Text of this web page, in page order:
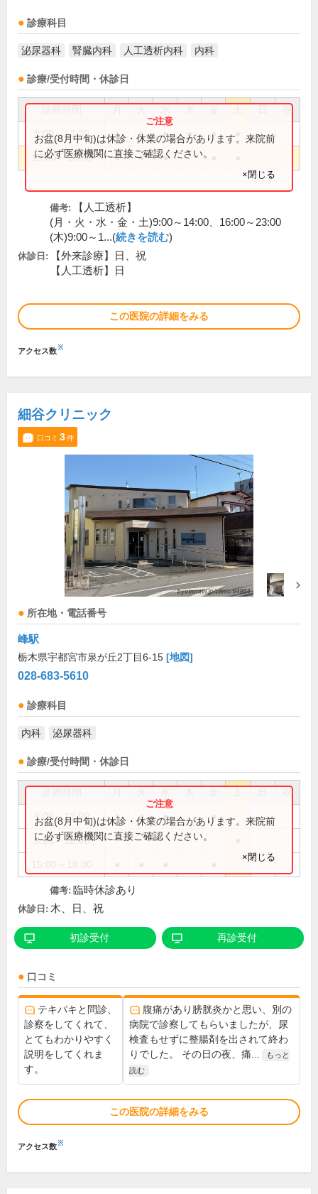
診療科目
泌尿器科 腎臓内科 人工透析内科 内科
診療/受付時間・休診日
祝
9:00～12:30 ● ● ● ● ●
15:00～18:30 ● ● ●
お盆(8月中旬)は休診・休業の場合があります。来院前
に必ず医療機関に直接ご確認ください。
×閉じる
備考:
【人工透析】
(月・火・水・金・土)9:00～14:00、16:00～23:00
(木)9:00～1...(続きを読む)
休診日:
【外来診療】日、祝
【人工透析】日
この医院の詳細をみる
アクセス数※
細谷クリニック
口コミ 3件
所在地・電話番号
峰駅
栃木県宇都宮市泉が丘2丁目6-15 [地図]
028-683-5610
診療科目
内科 泌尿器科
診療/受付時間・休診日
祝
9:00～12:00 ● ● ● ●
9:00～12:30
お盆(8月中旬)は休診・休業の場合があります。来院前
に必ず医療機関に直接ご確認ください。
×閉じる
備考: 臨時休診あり
休診日: 木、日、祝
初診受付 再診受付
口コミ
テキパキと問診、
診察をしてくれて、
とてもわかりやすく
説明をしてくれま
す。
腹痛があり膀胱炎かと思い、別の
病院で診察してもらいましたが、尿
検査もせずに整腸剤を出されて終わ
りでした。 その日の夜、痛...
もっと
読む
この医院の詳細をみる
アクセス数※